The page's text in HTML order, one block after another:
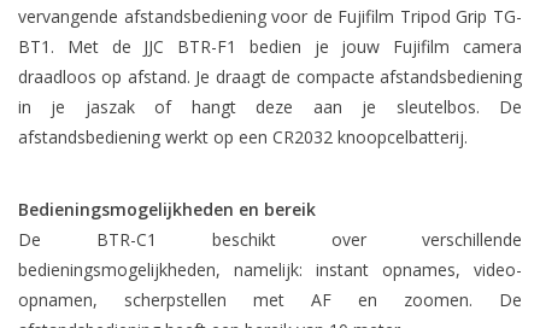
vervangende afstandsbediening voor de Fujifilm Tripod Grip TG-
BT1. Met de JJC BTR-F1 bedien je jouw Fujifilm camera
draadloos op afstand. Je draagt de compacte afstandsbediening
in je jaszak of hangt deze aan je sleutelbos. De
afstandsbediening werkt op een CR2032 knoopcelbatterij.
Bedieningsmogelijkheden en bereik
De BTR-C1 beschikt over verschillende
bedieningsmogelijkheden, namelijk: instant opnames, video-
opnamen, scherpstellen met AF en zoomen. De